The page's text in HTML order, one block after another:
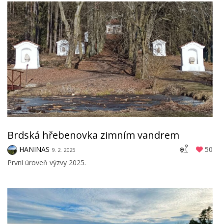
Brdská hřebenovka zimním vandrem
HANINAS 9. 2. 2025
50
První úroveň výzvy 2025.